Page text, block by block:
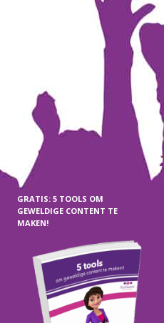
GRATIS: 5 TOOLS OM
GEWELDIGE CONTENT TE
MAKEN!